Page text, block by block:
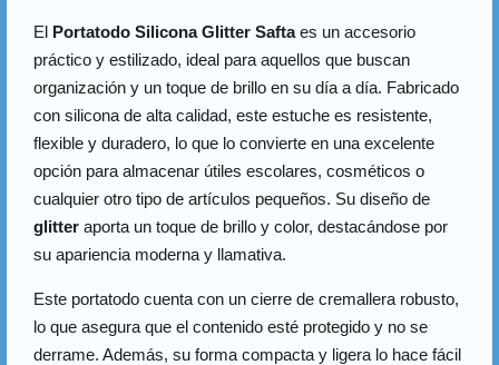
El Portatodo Silicona Glitter Saftaes un accesorio
práctico y estilizado, ideal para aquellos que buscan
organización y un toque de brillo en su día a día. Fabricado
con silicona de alta calidad, este estuche es resistente,
flexible y duradero, lo que lo convierte en una excelente
opción para almacenar útiles escolares, cosméticos o
cualquier otro tipo de artículos pequeños. Su diseño de
glitteraporta un toque de brillo y color, destacándose por
su apariencia moderna y llamativa.
Este portatodo cuenta con un cierre de cremallera robusto,
lo que asegura que el contenido esté protegido y no se
derrame. Además, su forma compacta y ligera lo hace fácil